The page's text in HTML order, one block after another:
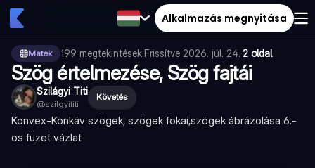
Alkalmazás megnyitása
Matek 199 megtekintések·Frissítve 2026. júl. 24.·2 oldal
Szög értelmezése, Szög fajtái
Szilágyi Titi
@szilgyititi
Követés
Konvex-Konkáv szögek, szögek fokai,szögek ábrázolása 6.-
os füzet vázlat